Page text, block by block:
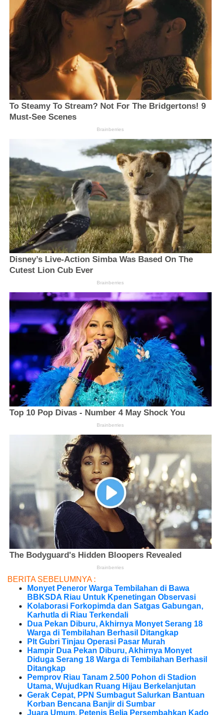
BERITA SEBELUMNYA :
Monyet Peneror Warga Tembilahan di Bawa
BBKSDA Riau Untuk Kpenetingan Observasi
Kolaborasi Forkopimda dan Satgas Gabungan,
Karhutla di Riau Terkendali
Dua Pekan Diburu, Akhirnya Monyet Serang 18
Warga di Tembilahan Berhasil Ditangkap
Plt Gubri Tinjau Operasi Pasar Murah
Hampir Dua Pekan Diburu, Akhirnya Monyet
Diduga Serang 18 Warga di Tembilahan Berhasil
Ditangkap
Pemprov Riau Tanam 2.500 Pohon di Stadion
Utama, Wujudkan Ruang Hijau Berkelanjutan
Gerak Cepat, PPN Sumbagut Salurkan Bantuan
Korban Bencana Banjir di Sumbar
Juara Umum, Petenis Belia Persembahkan Kado